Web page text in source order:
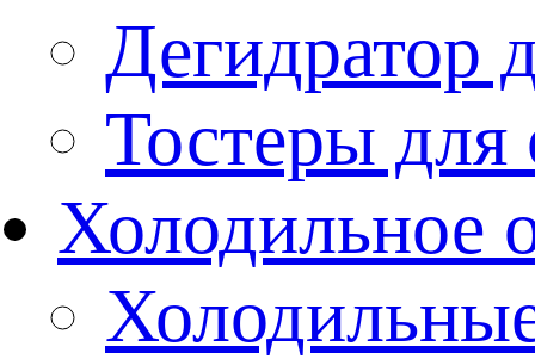
Дегидратор
Тостеры
Холодильное